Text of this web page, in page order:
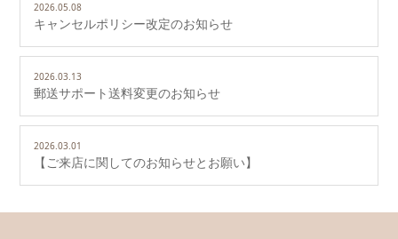
2026.05.08
キャンセルポリシー改定のお知らせ
2026.03.13
郵送サポート送料変更のお知らせ
2026.03.01
【ご来店に関してのお知らせとお願い】